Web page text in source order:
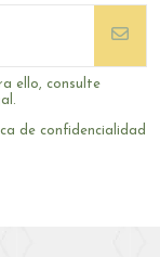
ello, consulte
de confidencialidad